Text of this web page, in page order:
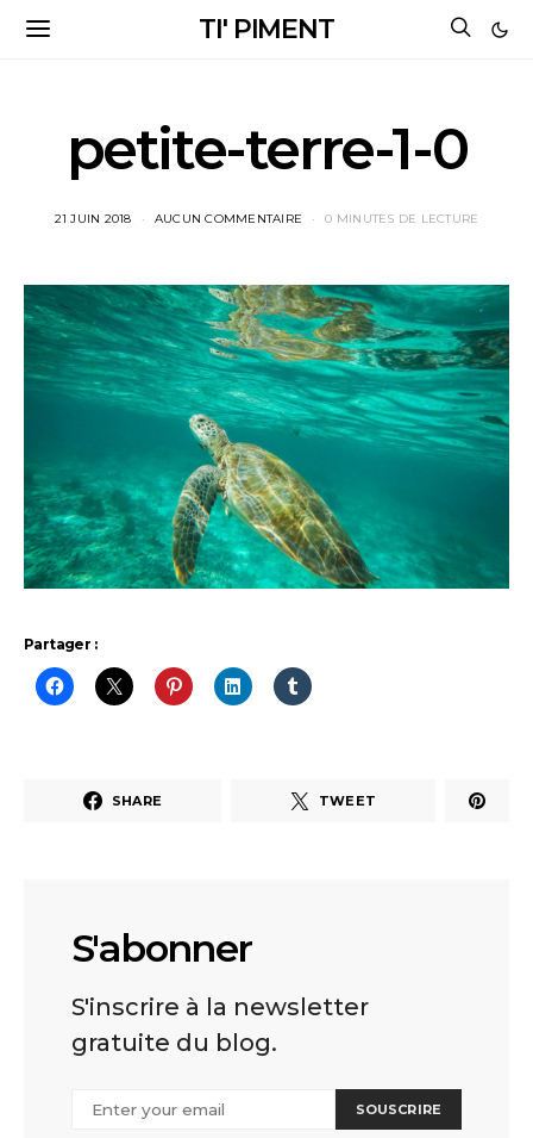
TI' PIMENT
petite-terre-1-0
21 JUIN 2018 AUCUN COMMENTAIRE 0 MINUTES DE LECTURE
Partager :
SHARE TWEET
S'abonner
S'inscrire à la newsletter
gratuite du blog.
SOUSCRIRE